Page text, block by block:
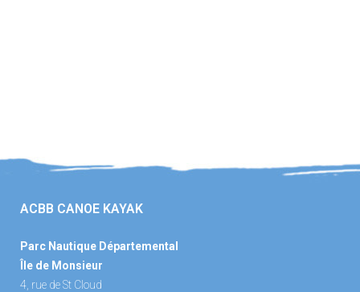
ACBB CANOE KAYAK
Parc Nautique Départemental
Île de Monsieur
4, rue de St Cloud